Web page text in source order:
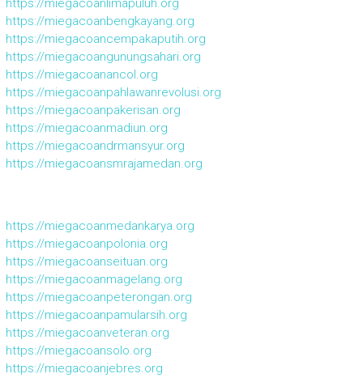
https://miegacoanlimapuluh.org
https://miegacoanbengkayang.org
https://miegacoancempakaputih.org
https://miegacoangunungsahari.org
https://miegacoanancol.org
https://miegacoanpahlawanrevolusi.org
https://miegacoanpakerisan.org
https://miegacoanmadiun.org
https://miegacoandrmansyur.org
https://miegacoansmrajamedan.org
https://miegacoanmedankarya.org
https://miegacoanpolonia.org
https://miegacoanseituan.org
https://miegacoanmagelang.org
https://miegacoanpeterongan.org
https://miegacoanpamularsih.org
https://miegacoanveteran.org
https://miegacoansolo.org
https://miegacoanjebres.org